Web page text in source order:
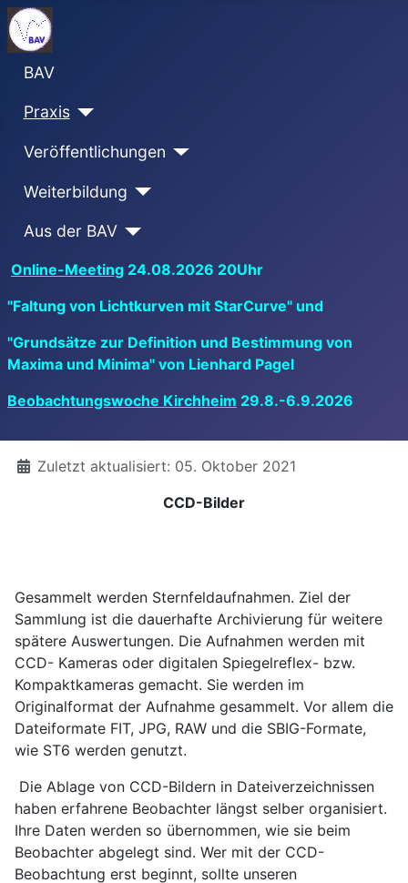
BAV
Praxis
Veröffentlichungen
Weiterbildung
Aus der BAV
Online-Meeting 24.08.2026 20Uhr
"Faltung von Lichtkurven mit StarCurve" und
"Grundsätze zur Definition und Bestimmung von
Maxima und Minima" von Lienhard Pagel
Beobachtungswoche Kirchheim 29.8.-6.9.2026
DetailsZuletzt aktualisiert: 05. Oktober 2021
CCD-Bilder
Gesammelt werden Sternfeldaufnahmen. Ziel der
Sammlung ist die dauerhafte Archivierung für weitere
spätere Auswertungen. Die Aufnahmen werden mit
CCD- Kameras oder digitalen Spiegelreflex- bzw.
Kompaktkameras gemacht. Sie werden im
Originalformat der Aufnahme gesammelt. Vor allem die
Dateiformate FIT, JPG, RAW und die SBIG-Formate,
wie ST6 werden genutzt.
Die Ablage von CCD-Bildern in Dateiverzeichnissen
haben erfahrene Beobachter längst selber organisiert.
Ihre Daten werden so übernommen, wie sie beim
Beobachter abgelegt sind. Wer mit der CCD-
Beobachtung erst beginnt, sollte unseren